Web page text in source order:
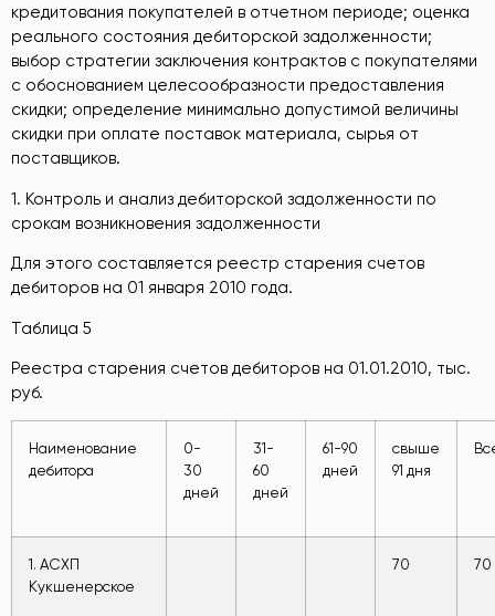
кредитования покупателей в отчетном периоде; оценка
реального состояния дебиторской задолженности;
выбор стратегии заключения контрактов с покупателями
с обоснованием целесообразности предоставления
скидки; определение минимально допустимой величины
скидки при оплате поставок материала, сырья от
поставщиков.
1. Контроль и анализ дебиторской задолженности по
срокам возникновения задолженности
Для этого составляется реестр старения счетов
дебиторов на 01 января 2010 года.
Таблица 5
Реестра старения счетов дебиторов на 01.01.2010, тыс.
руб.
Наименование
дебитора
0-
30
дней
31-
60
дней
61-90
дней
свыше
91 дня
1. АСХП
Кукшенерское
70 70